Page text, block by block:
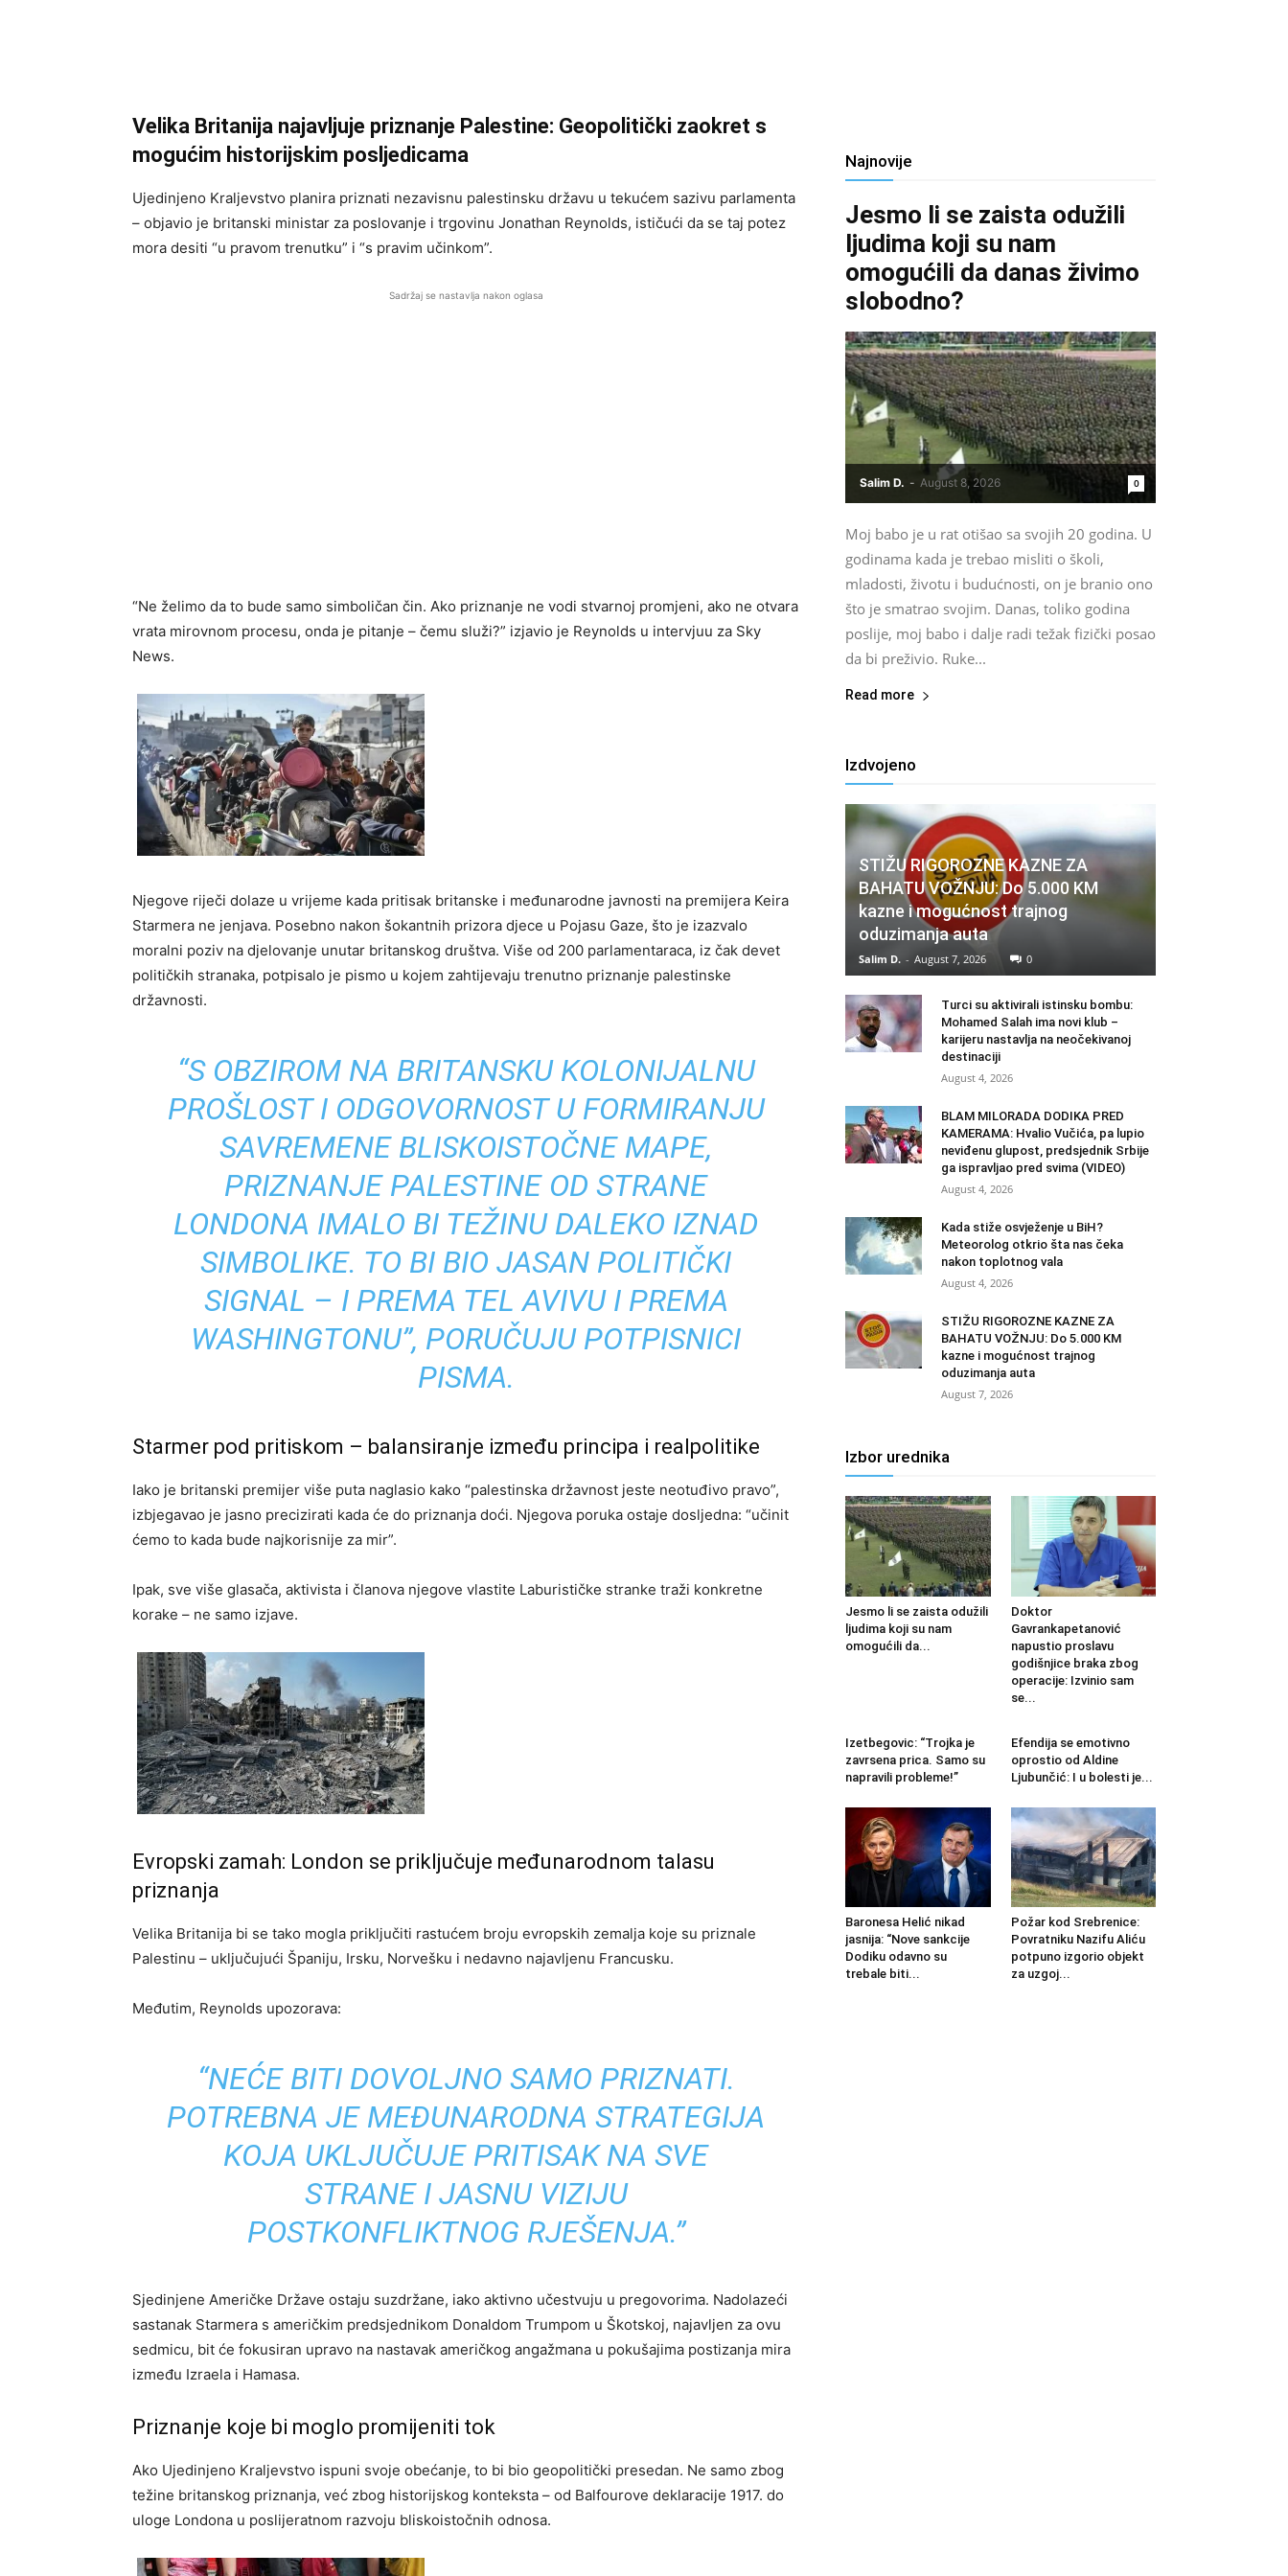
Velika Britanija najavljuje priznanje Palestine: Geopolitički zaokret s
mogućim historijskim posljedicama
Ujedinjeno Kraljevstvo planira priznati nezavisnu palestinsku državu u tekućem sazivu parlamenta
– objavio je britanski ministar za poslovanje i trgovinu Jonathan Reynolds, ističući da se taj potez
mora desiti “u pravom trenutku” i “s pravim učinkom”.
Sadržaj se nastavlja nakon oglasa
“Ne želimo da to bude samo simboličan čin. Ako priznanje ne vodi stvarnoj promjeni, ako ne otvara
vrata mirovnom procesu, onda je pitanje – čemu služi?” izjavio je Reynolds u intervjuu za Sky
News.
Njegove riječi dolaze u vrijeme kada pritisak britanske i međunarodne javnosti na premijera Keira
Starmera ne jenjava. Posebno nakon šokantnih prizora djece u Pojasu Gaze, što je izazvalo
moralni poziv na djelovanje unutar britanskog društva. Više od 200 parlamentaraca, iz čak devet
političkih stranaka, potpisalo je pismo u kojem zahtijevaju trenutno priznanje palestinske
državnosti.
“S OBZIROM NA BRITANSKU KOLONIJALNU
PROŠLOST I ODGOVORNOST U FORMIRANJU
SAVREMENE BLISKOISTOČNE MAPE,
PRIZNANJE PALESTINE OD STRANE
LONDONA IMALO BI TEŽINU DALEKO IZNAD
SIMBOLIKE. TO BI BIO JASAN POLITIČKI
SIGNAL – I PREMA TEL AVIVU I PREMA
WASHINGTONU”, PORUČUJU POTPISNICI
PISMA.
Starmer pod pritiskom – balansiranje između principa i realpolitike
Iako je britanski premijer više puta naglasio kako “palestinska državnost jeste neotuđivo pravo”,
izbjegavao je jasno precizirati kada će do priznanja doći. Njegova poruka ostaje dosljedna: “učinit
ćemo to kada bude najkorisnije za mir”.
Ipak, sve više glasača, aktivista i članova njegove vlastite Laburističke stranke traži konkretne
korake – ne samo izjave.
Evropski zamah: London se priključuje međunarodnom talasu
priznanja
Velika Britanija bi se tako mogla priključiti rastućem broju evropskih zemalja koje su priznale
Palestinu – uključujući Španiju, Irsku, Norvešku i nedavno najavljenu Francusku.
Međutim, Reynolds upozorava:
“NEĆE BITI DOVOLJNO SAMO PRIZNATI.
POTREBNA JE MEĐUNARODNA STRATEGIJA
KOJA UKLJUČUJE PRITISAK NA SVE
STRANE I JASNU VIZIJU
POSTKONFLIKTNOG RJEŠENJA.”
Sjedinjene Američke Države ostaju suzdržane, iako aktivno učestvuju u pregovorima. Nadolazeći
sastanak Starmera s američkim predsjednikom Donaldom Trumpom u Škotskoj, najavljen za ovu
sedmicu, bit će fokusiran upravo na nastavak američkog angažmana u pokušajima postizanja mira
između Izraela i Hamasa.
Priznanje koje bi moglo promijeniti tok
Ako Ujedinjeno Kraljevstvo ispuni svoje obećanje, to bi bio geopolitički presedan. Ne samo zbog
težine britanskog priznanja, već zbog historijskog konteksta – od Balfourove deklaracije 1917. do
uloge Londona u poslijeratnom razvoju bliskoistočnih odnosa.
Najnovije
Jesmo li se zaista odužili
ljudima koji su nam
omogućili da danas živimo
slobodno?
Salim D. - August 8, 2026 0
Moj babo je u rat otišao sa svojih 20 godina. U
godinama kada je trebao misliti o školi,
mladosti, životu i budućnosti, on je branio ono
što je smatrao svojim. Danas, toliko godina
poslije, moj babo i dalje radi težak fizički posao
da bi preživio. Ruke...
Read more
Izdvojeno
STIŽU RIGOROZNE KAZNE ZA
BAHATU VOŽNJU: Do 5.000 KM
kazne i mogućnost trajnog
oduzimanja auta
Salim D. - August 7, 2026 0
Turci su aktivirali istinsku bombu:
Mohamed Salah ima novi klub –
karijeru nastavlja na neočekivanoj
destinaciji
August 4, 2026
BLAM MILORADA DODIKA PRED
KAMERAMA: Hvalio Vučića, pa lupio
neviđenu glupost, predsjednik Srbije
ga ispravljao pred svima (VIDEO)
August 4, 2026
Kada stiže osvježenje u BiH?
Meteorolog otkrio šta nas čeka
nakon toplotnog vala
August 4, 2026
STIŽU RIGOROZNE KAZNE ZA
BAHATU VOŽNJU: Do 5.000 KM
kazne i mogućnost trajnog
oduzimanja auta
August 7, 2026
Izbor urednika
Jesmo li se zaista odužili
ljudima koji su nam
omogućili da...
Doktor
Gavrankapetanović
napustio proslavu
godišnjice braka zbog
operacije: Izvinio sam
se...
Izetbegovic: “Trojka je
zavrsena prica. Samo su
napravili probleme!”
Efendija se emotivno
oprostio od Aldine
Ljubunčić: I u bolesti je...
Baronesa Helić nikad
jasnija: “Nove sankcije
Dodiku odavno su
trebale biti...
Požar kod Srebrenice:
Povratniku Nazifu Aliću
potpuno izgorio objekt
za uzgoj...